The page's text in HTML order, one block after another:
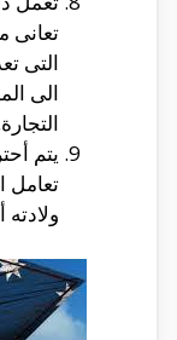
تعانى
التى
الى
يتم
تعامل